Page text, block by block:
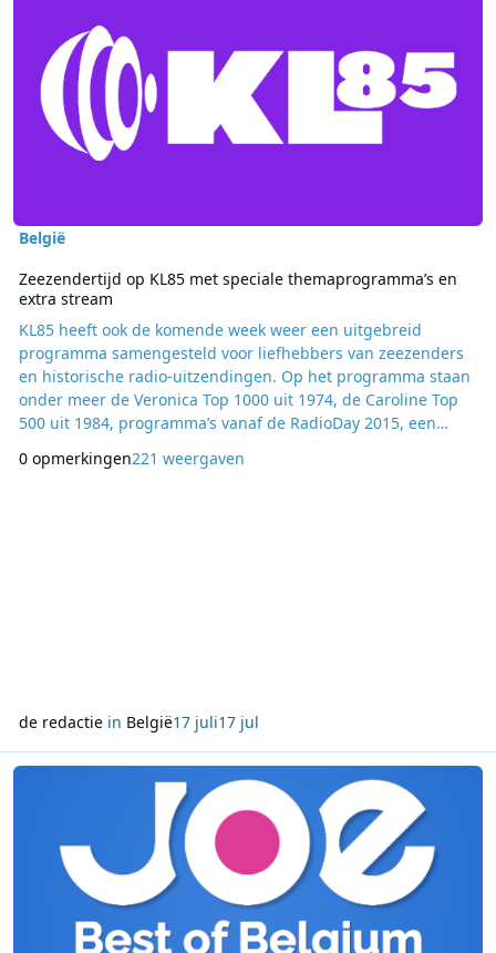
België
Zeezendertijd op KL85 met speciale themaprogramma’s en
extra stream
KL85 heeft ook de komende week weer een uitgebreid
programma samengesteld voor liefhebbers van zeezenders
en historische radio-uitzendingen. Op het programma staan
onder meer de Veronica Top 1000 uit 1974, de Caroline Top
500 uit 1984, programma’s vanaf de RadioDay 2015, een
Amigo-radiodagen in Zoersel. Daarnaast loopt de zomerserie
0 opmerkingen221 weergaven
de redactiein België17 juli17 jul
Lees meer over JOE brengt op Nationale Feestdag de Best of